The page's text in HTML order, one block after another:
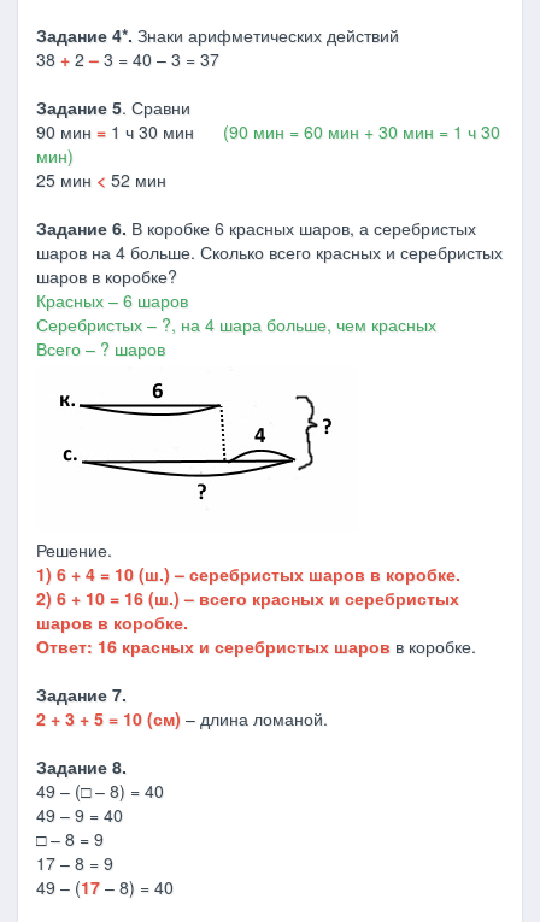
Задание 4*. Знаки арифметических действий
38 + 2– 3 = 40 – 3 = 37
Задание 5. Сравни
90 мин = 1 ч 30 мин
(90 мин = 60 мин + 30 мин = 1 ч 30
мин)
25 мин < 52 мин
Задание 6. В коробке 6 красных шаров, а серебристых
шаров на 4 больше. Сколько всего красных и серебристых
шаров в коробке?
Красных – 6 шаров
Серебристых – ?, на 4 шара больше, чем красных
Всего – ? шаров
Решение.
1) 6 + 4 = 10 (ш.) – серебристых шаров в коробке.
2) 6 + 10 = 16 (ш.) – всего красных и серебристых
шаров в коробке.
Ответ: 16 красных и серебристых шаров в коробке.
Задание 7.
2 + 3 + 5 = 10 (см) – длина ломаной.
Задание 8.
49 – (□ – 8) = 40
49 – 9 = 40
□ – 8 = 9
17 – 8 = 9
49 – (17 – 8) = 40